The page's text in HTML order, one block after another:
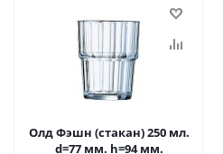
Олд Фэшн (стакан) 250 мл.
d=77 мм. h=94 мм.